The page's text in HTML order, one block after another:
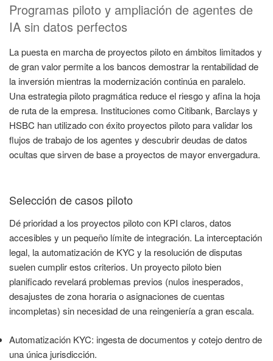
Programas piloto y ampliación de agentes de
IA sin datos perfectos
La puesta en marcha de proyectos piloto en ámbitos limitados y
de gran valor permite a los bancos demostrar la rentabilidad de
la inversión mientras la modernización continúa en paralelo.
Una estrategia piloto pragmática reduce el riesgo y afina la hoja
de ruta de la empresa. Instituciones como Citibank, Barclays y
HSBC han utilizado con éxito proyectos piloto para validar los
flujos de trabajo de los agentes y descubrir deudas de datos
ocultas que sirven de base a proyectos de mayor envergadura.
Selección de casos piloto
Dé prioridad a los proyectos piloto con KPI claros, datos
accesibles y un pequeño límite de integración. La interceptación
legal, la automatización de KYC y la resolución de disputas
suelen cumplir estos criterios. Un proyecto piloto bien
planificado revelará problemas previos (nulos inesperados,
desajustes de zona horaria o asignaciones de cuentas
incompletas) sin necesidad de una reingeniería a gran escala.
Automatización KYC: ingesta de documentos y cotejo dentro de
una única jurisdicción.